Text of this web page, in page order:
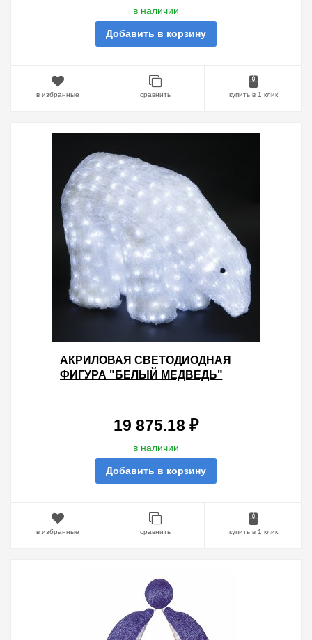
в наличии
Добавить в корзину
в избранные сравнить купить в 1 клик
АКРИЛОВАЯ СВЕТОДИОДНАЯ
ФИГУРА "БЕЛЫЙ МЕДВЕДЬ"
19 875.18 ₽
в наличии
Добавить в корзину
в избранные сравнить купить в 1 клик